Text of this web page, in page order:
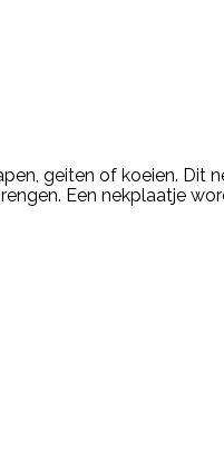
geiten of koeien. Dit
Een nekplaatje